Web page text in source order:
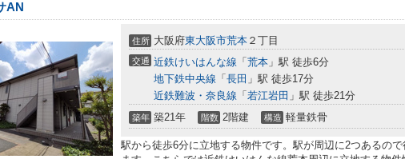
AN
住所 大阪府東大阪市荒本 ２丁目
交通 近鉄けいはんな線 「 荒本 」駅 徒歩6分
地下鉄中央線 「 長田 」駅 徒歩17分
近鉄難波・奈良線 「 若江岩田 」駅 徒歩21分
築年 築21年 階数 2階建 構造 軽量鉄骨
駅から徒歩6分に立地する物件です。駅が周辺に2つあるので